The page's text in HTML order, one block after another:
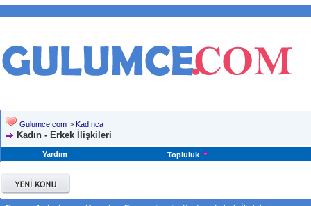
Gulumce.com > Kadınca
Kadın - Erkek İlişkileri
Yardım Topluluk